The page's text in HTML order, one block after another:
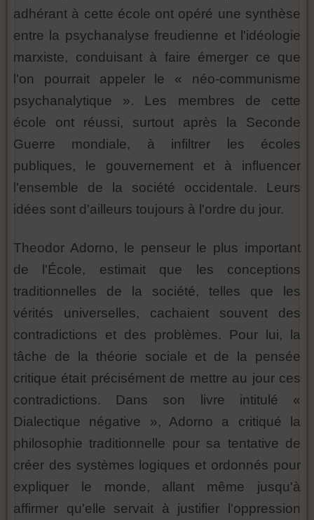
adhérant à cette école ont opéré une synthèse
entre la psychanalyse freudienne et l'idéologie
marxiste, conduisant à faire émerger ce que
l'on pourrait appeler le « néo-communisme
psychanalytique ». Les membres de cette
école ont réussi, surtout après la Seconde
Guerre mondiale, à infiltrer les écoles
publiques, le gouvernement et à influencer
l'ensemble de la société occidentale. Leurs
idées sont d'ailleurs toujours à l'ordre du jour.
Theodor Adorno, le penseur le plus important
de l'École, estimait que les conceptions
traditionnelles de la société, telles que les
vérités universelles, cachaient souvent des
contradictions et des problèmes. Pour lui, la
tâche de la théorie sociale et de la pensée
critique était précisément de mettre au jour ces
contradictions. Dans son livre intitulé «
Dialectique négative », Adorno a critiqué la
philosophie traditionnelle pour sa tentative de
créer des systèmes logiques et ordonnés pour
expliquer le monde, allant même jusqu'à
affirmer qu'elle servait à justifier l'oppression